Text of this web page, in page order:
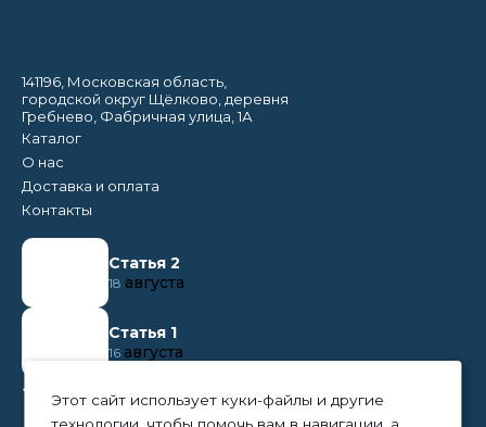
141196, Московская область,
городской округ Щёлково, деревня
Гребнево, Фабричная улица, 1А
Каталог
О нас
Доставка и оплата
Контакты
Статья 2
18 августа
Статья 1
16 августа
+7 (495) 374 50 95
Этот сайт использует куки-файлы и другие